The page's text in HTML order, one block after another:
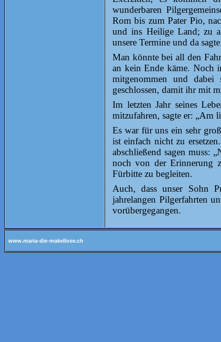
wunderbaren
Rom bis zum Pater Pio,
und ins Heilige Land; zu
unsere Termine und da
Man könnte bei all den
an kein Ende käme. Noch
mitgenommen und
geschlossen, damit ihr mit
Im letzten Jahr seines
mitzufahren, sagte er: „Am
Es war für uns ein sehr
ist einfach nicht zu
abschließend sagen muss:
noch von der Erinnerung
Fürbitte zu begleiten.
Auch, dass unser Sohn
jahrelangen Pilgerfahrten
vorübergegangen.
www.maria-die-makellose.ch